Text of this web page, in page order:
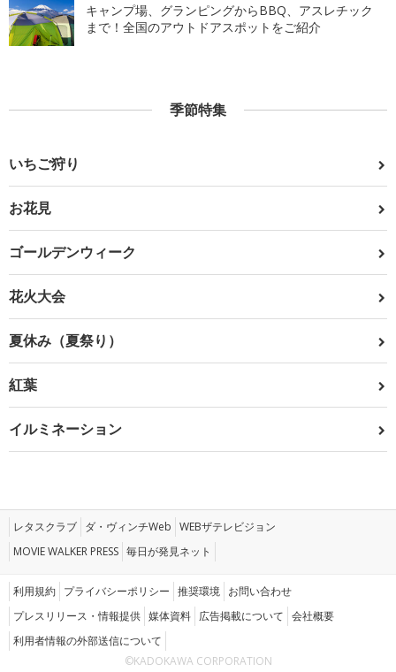
キャンプ場、グランピングからBBQ、アスレチック
まで！全国のアウトドアスポットをご紹介
季節特集
いちご狩り
お花見
ゴールデンウィーク
花火大会
夏休み（夏祭り）
紅葉
イルミネーション
レタスクラブ ダ・ヴィンチWeb WEBザテレビジョン
MOVIE WALKER PRESS 毎日が発見ネット
利用規約 プライバシーポリシー 推奨環境 お問い合わせ
プレスリリース・情報提供 媒体資料 広告掲載について 会社概要
利用者情報の外部送信について
©KADOKAWA CORPORATION